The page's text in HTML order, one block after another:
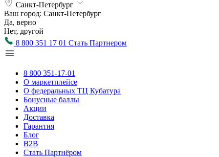
Санкт-Петербург
Ваш город: Санкт-Петербург
Да, верно
Нет, другой
8 800 351 17 01 Стать Партнером
8 800 351-17-01
О маркетплейсе
О федеральных ТЦ Кубатура
Бонусные баллы
Акции
Доставка
Гарантия
Блог
B2B
Стать Партнёром